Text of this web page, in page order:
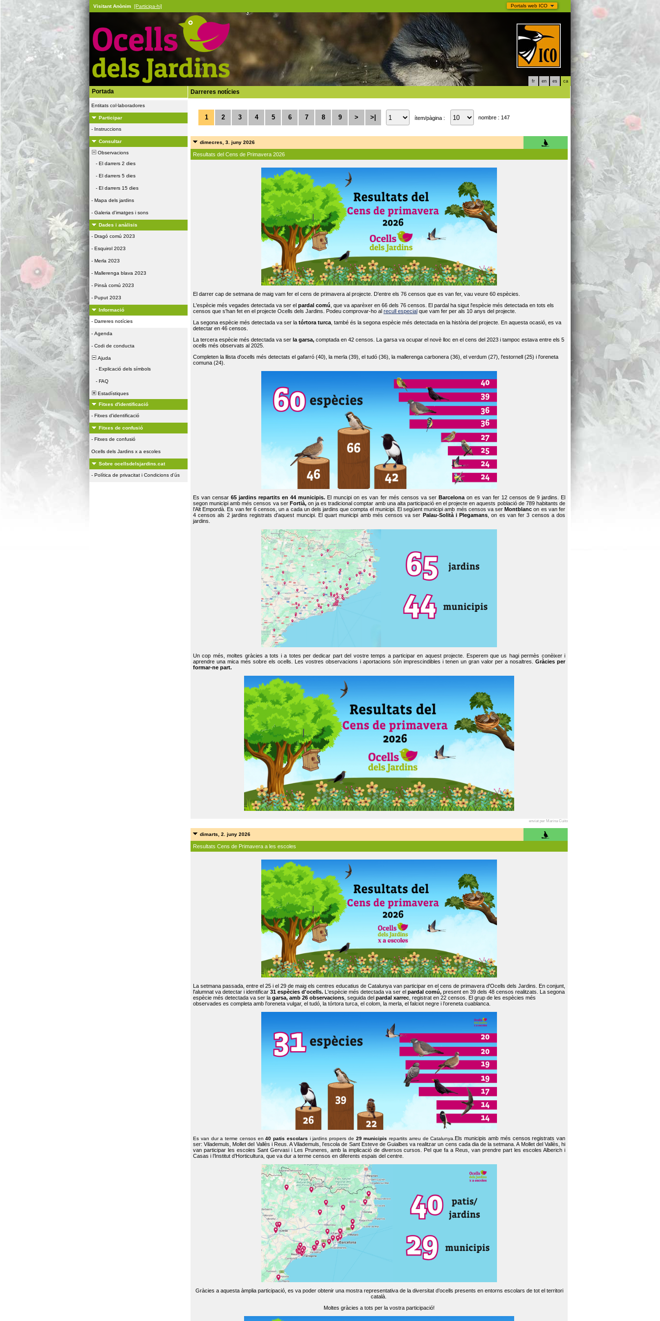
Portals web ICO
Visitant Anònim [Participa-hi]
fr en es ca
Portada
Entitats col·laboradores
Participar
- Instruccions
Consultar
Observacions
- El darrers 2 dies
- El darrers 5 dies
- El darrers 15 dies
- Mapa dels jardins
- Galeria d'imatges i sons
Dades i anàlisis
- Dragó comú 2023
- Esquirol 2023
- Merla 2023
- Mallerenga blava 2023
- Pinsà comú 2023
- Puput 2023
Informació
- Darreres notícies
- Agenda
- Codi de conducta
Ajuda
- Explicació dels símbols
- FAQ
Estadístiques
Fitxes d'identificació
- Fitxes d'identificació
Fitxes de confusió
- Fitxes de confusió
Ocells dels Jardins x a escoles
Sobre ocellsdelsjardins.cat
- Política de privacitat i Condicions d'ús
Darreres notícies
1 2 3 4 5 6 7 8 9 > >| ítem/pàgina : nombre : 147
dimecres, 3. juny 2026
Resultats del Cens de Primavera 2026
El darrer cap de setmana de maig vam fer el cens de primavera al projecte. D'entre els 76 censos que es van fer, vau veure 60 espècies.
L'espècie més vegades detectada va ser el pardal comú , que va aparèxer en 66 dels 76 censos. El pardal ha sigut l'espècie més detectada en tots els
censos que s'han fet en el projecte Ocells dels Jardins. Podeu comprovar-ho al recull especial que vam fer per als 10 anys del projecte.
La segona espècie més detectada va ser la tórtora turca , també és la segona espècie més detectada en la història del projecte. En aquesta ocasió, es va
detectar en 46 censos.
La tercera espècie més detectada va ser la garsa, comptada en 42 censos. La garsa va ocupar el novè lloc en el cens del 2023 i tampoc estava entre els 5
ocells més observats al 2025.
Completen la llista d'ocells més detectats el gafarró (40), la merla (39), el tudó (36), la mallerenga carbonera (36), el verdum (27), l'estornell (25) i l'oreneta
comuna (24).
Es van censar65 jardins repartits en 44 municipis. El muncipi on es van fer més censos va ser Barcelonaon es van fer 12 censos de 9 jardins. El
segon municipi amb més censos va ser Fortià, on ja es tradicional comptar amb una alta participació en el projecte en aquests població de 789 habitants de
l'Alt Empordà. Es van fer 6 censos, un a cada un dels jardins que compta el municipi. El següent municipi amb més censos va serMontblanc on es van fer
4 censos als 2 jardins registrats d'aquest muncipi. El quart municipi amb més censos va ser Palau-Solità i Plegamans , on es van fer 3 censos a dos
jardins.
Un cop més, moltes gràcies a tots i a totes per dedicar part del vostre temps a participar en aquest projecte. Esperem que us hagi permès conèixer i
aprendre una mica més sobre els ocells. Les vostres observacions i aportacions són imprescindibles i tenen un gran valor per a nosaltres. Gràcies per
formar-ne part.
enviat per Marina Cuito
dimarts, 2. juny 2026
Resultats Cens de Primavera a les escoles
La setmana passada, entre el 25 i el 29 de maig els centres educatius de Catalunya van participar en el cens de primavera d'Ocells dels Jardins. En conjunt,
l'alumnat va detectar i identificar 31 espècies d'ocells. L'espècie més detectada va ser el pardal comú, present en 39 dels 48 censos realitzats. La segona
espècie més detectada va ser la garsa, amb 26 observacions , seguida del pardal xarrec , registrat en 22 censos. El grup de les espècies més
observades es completa amb l’oreneta vulgar, el tudó, la tórtora turca, el colom, la merla, el falciot negre i l’oreneta cuablanca.
Es van dur a terme censos en40 patis escolars i jardins propers de 29 municipis repartits arreu de Catalunya. Els municipis amb més censos registrats van
ser: Vilademuls, Mollet del Vallès i Reus. A Vilademuls, l’escola de Sant Esteve de Guialbes va realitzar un cens cada dia de la setmana. A Mollet del Vallès, hi
van participar les escoles Sant Gervasi i Les Pruneres, amb la implicació de diversos cursos. Pel que fa a Reus, van prendre part les escoles Alberich i
Casas i l’Institut d’Horticultura, que va dur a terme censos en diferents espais del centre.
Gràcies a aquesta àmplia participació, es va poder obtenir una mostra representativa de la diversitat d’ocells presents en entorns escolars de tot el territori
català.
Moltes gràcies a tots per la vostra participació!